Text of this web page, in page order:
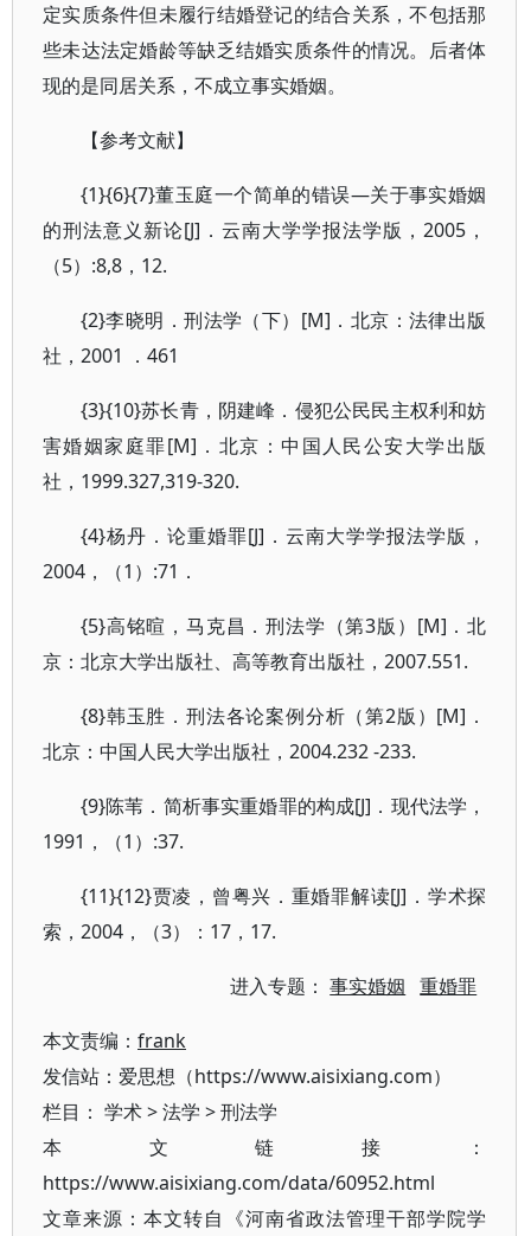
定实质条件但未履行结婚登记的结合关系，不包括那
些未达法定婚龄等缺乏结婚实质条件的情况。后者体
现的是同居关系，不成立事实婚姻。
【参考文献】
{1}{6}{7}董玉庭一个简单的错误—关于事实婚姻
的刑法意义新论[J]．云南大学学报法学版，2005，
（5）:8,8，12.
{2}李晓明．刑法学（下）[M]．北京：法律出版
社，2001 ．461
{3}{10}苏长青，阴建峰．侵犯公民民主权利和妨
害婚姻家庭罪[M]．北京：中国人民公安大学出版
社，1999.327,319-320.
{4}杨丹．论重婚罪[J]．云南大学学报法学版，
2004，（1）:71．
{5}高铭暄，马克昌．刑法学（第3版）[M]．北
京：北京大学出版社、高等教育出版社，2007.551.
{8}韩玉胜．刑法各论案例分析（第2版）[M]．
北京：中国人民大学出版社，2004.232 -233.
{9}陈苇．简析事实重婚罪的构成[J]．现代法学，
1991，（1）:37.
{11}{12}贾凌，曾粤兴．重婚罪解读[J]．学术探
索，2004，（3）：17，17.
进入专题：事实婚姻 重婚罪
本文责编： frank
发信站：爱思想（https://www.aisixiang.com）
栏目： 学术>法学 >刑法学
本文链接：
https://www.aisixiang.com/data/60952.html
文章来源：本文转自《河南省政法管理干部学院学